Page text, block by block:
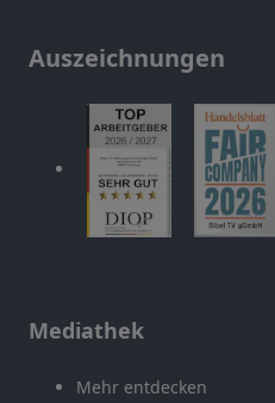
Auszeichnungen
Mediathek
Mehr entdecken